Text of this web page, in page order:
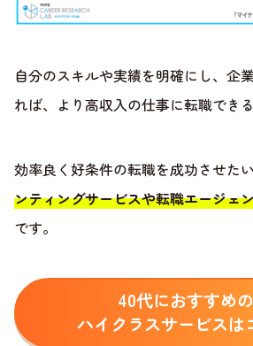
自分のスキルや実績を明確にし、企
れば、より高収入の仕事に転職でき
効率良く好条件の転職を成功させたい
ンティングサービスや転職エージェ
です。
40代におすすめの
ハイクラスサービスは